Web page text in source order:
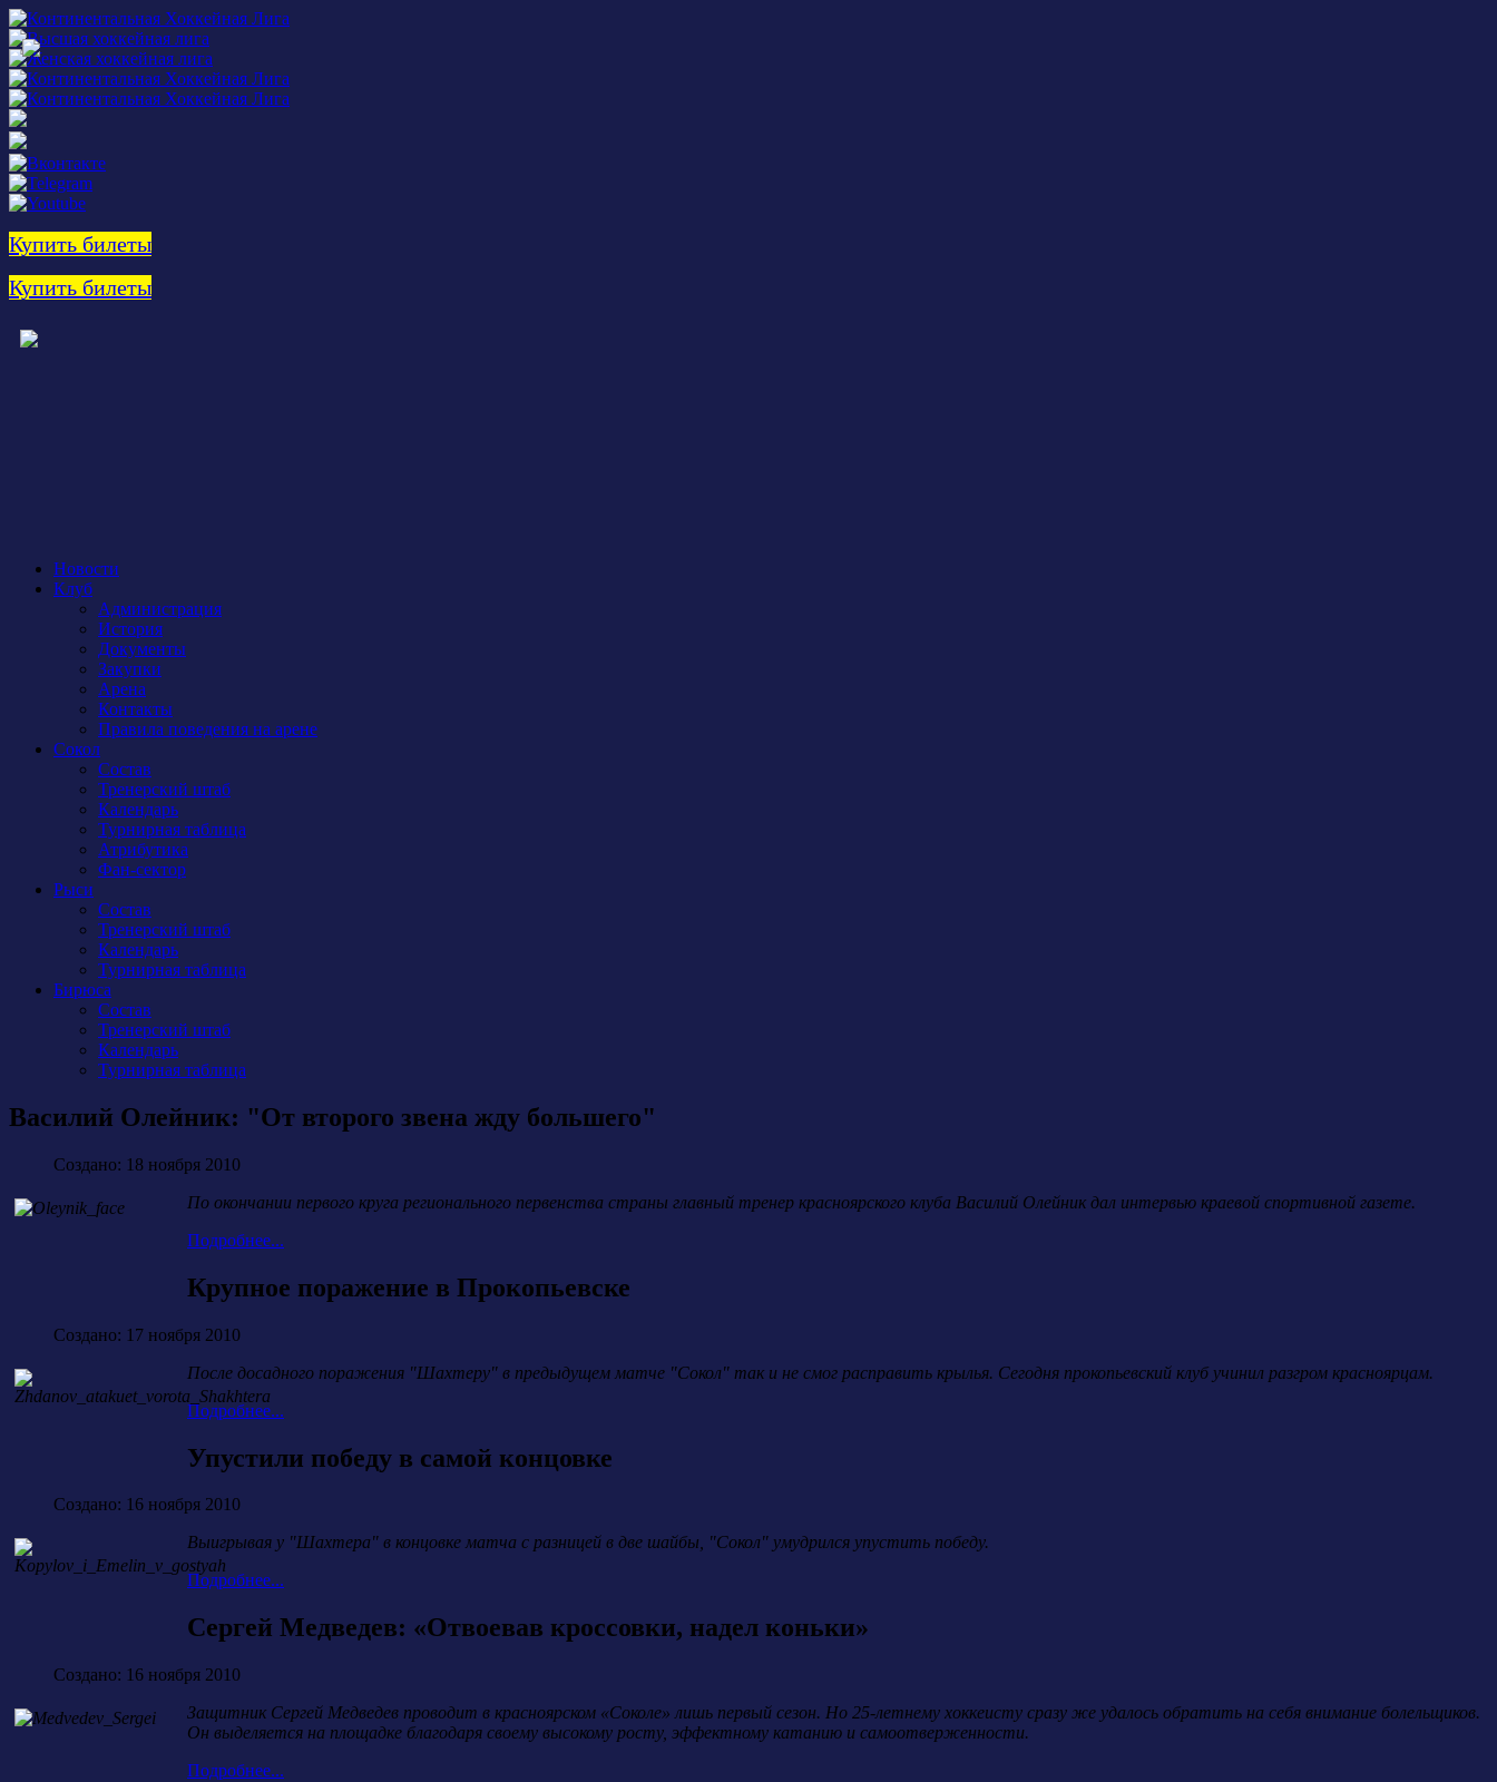
Купить билеты
Купить билеты
Новости
Клуб
Администрация
История
Документы
Закупки
Арена
Контакты
Правила поведения на арене
Сокол
Состав
Тренерский штаб
Календарь
Турнирная таблица
Атрибутика
Фан-сектор
Рыси
Состав
Тренерский штаб
Календарь
Турнирная таблица
Бирюса
Состав
Тренерский штаб
Календарь
Турнирная таблица
Василий Олейник: "От второго звена жду большего"
Создано: 18 ноября 2010
По окончании первого круга регионального первенства страны главный тренер красноярского клуба Василий Олейник дал интервью краевой спортивной газете.
Подробнее...
Крупное поражение в Прокопьевске
Создано: 17 ноября 2010
После досадного поражения "Шахтеру" в предыдущем матче "Сокол" так и не смог расправить крылья. Сегодня прокопьевский клуб учинил разгром красноярцам.
Подробнее...
Упустили победу в самой концовке
Создано: 16 ноября 2010
Выигрывая у "Шахтера" в концовке матча с разницей в две шайбы, "Сокол" умудрился упустить победу.
Подробнее...
Сергей Медведев: «Отвоевав кроссовки, надел коньки»
Создано: 16 ноября 2010
Защитник Сергей Медведев проводит в красноярском «Соколе» лишь первый сезон. Но 25-летнему хоккеисту сразу же удалось обратить на себя внимание болельщиков.
Он выделяется на площадке благодаря своему высокому росту, эффектному катанию и самоотверженности.
Подробнее...